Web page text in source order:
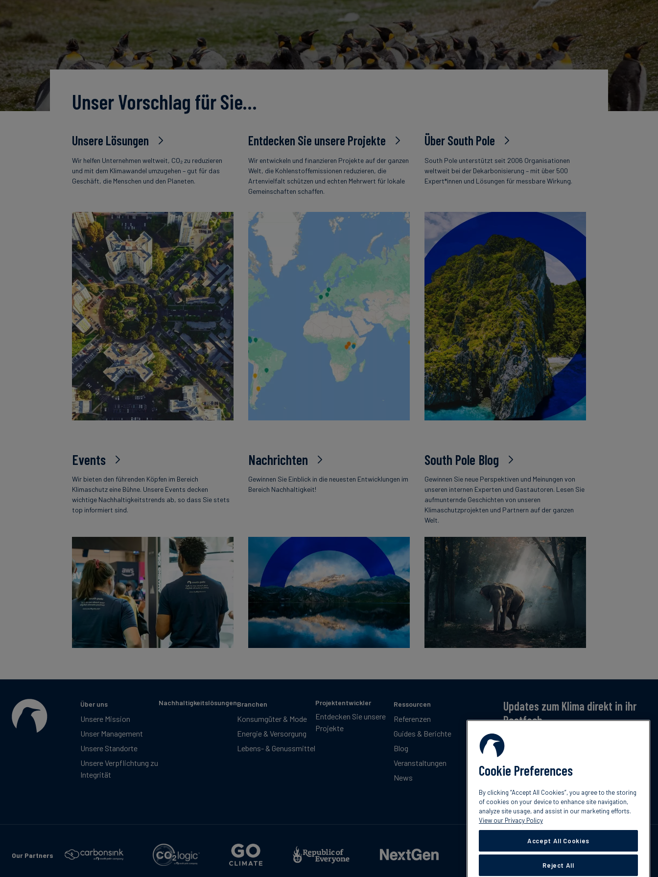
Unser Vorschlag für Sie…
Unsere Lösungen
Wir helfen Unternehmen weltweit, CO₂ zu reduzieren
und mit dem Klimawandel umzugehen – gut für das
Geschäft, die Menschen und den Planeten.
Entdecken Sie unsere Projekte
Wir entwickeln und finanzieren Projekte auf der ganzen
Welt, die Kohlenstoffemissionen reduzieren, die
Artenvielfalt schützen und echten Mehrwert für lokale
Gemeinschaften schaffen.
Über South Pole
South Pole unterstützt seit 2006 Organisationen
weltweit bei der Dekarbonisierung – mit über 500
Expert*innen und Lösungen für messbare Wirkung.
Events
Wir bieten den führenden Köpfen im Bereich
Klimaschutz eine Bühne. Unsere Events decken
wichtige Nachhaltigkeitstrends ab, so dass Sie stets
top informiert sind.
Nachrichten
Gewinnen Sie Einblick in die neuesten Entwicklungen im
Bereich Nachhaltigkeit!
South Pole Blog
Gewinnen Sie neue Perspektiven und Meinungen von
unseren internen Experten und Gastautoren. Lesen Sie
aufmunternde Geschichten von unseren
Klimaschutzprojekten und Partnern auf der ganzen
Welt.
English
Über uns
Unsere Mission
Unser Management
Unsere Standorte
Unsere Verpflichtung zu
Integrität
NachhaltigkeitslösungenBranchen
Konsumgüter & Mode
Energie & Versorgung
Lebens- & Genussmittel
Projektentwickler
Entdecken Sie unsere
Projekte
Ressourcen
Referenzen
Guides & Berichte
Blog
Veranstaltungen
News
Updates zum Klima direkt in ihr
Postfach
Jetzt anmelden – für monatliche Updates zu
Klimatrends, Regulierung und Innovation.
Jetzt abonnieren
Our Partners
Cookie Preferences
By clicking “Accept All Cookies”, you agree to the storing
of cookies on your device to enhance site navigation,
analyze site usage, and assist in our marketing efforts.
View our Privacy Policy
Accept All Cookies
Reject All